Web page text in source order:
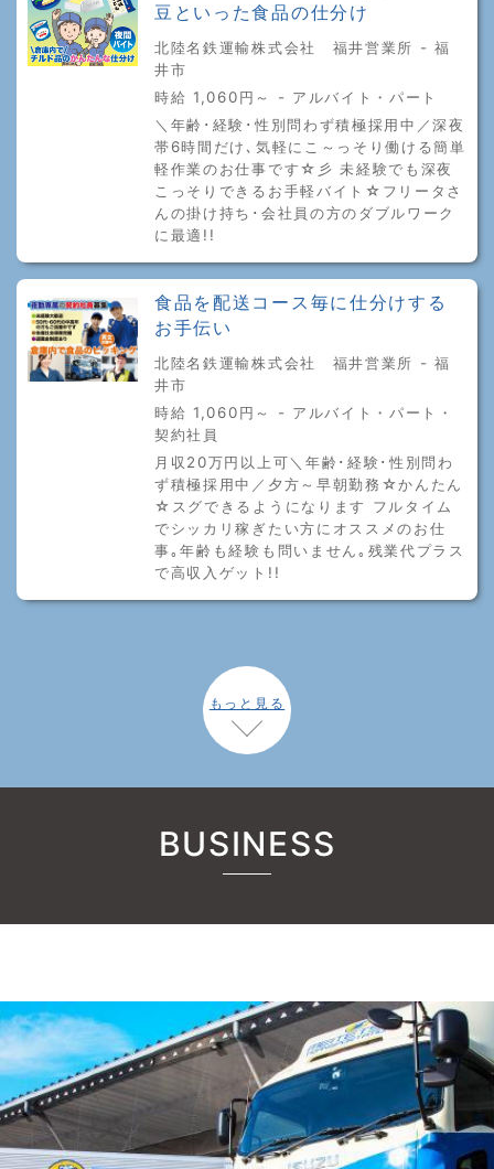
豆といった食品の仕分け
北陸名鉄運輸株式会社 福井営業所 - 福
井市
時給 1,060円～ - アルバイト・パート
＼年齢･経験･性別問わず積極採用中／深夜
帯6時間だけ､気軽にこ～っそり働ける簡単
軽作業のお仕事です☆彡 未経験でも深夜
こっそりできるお手軽バイト☆フリータさ
んの掛け持ち･会社員の方のダブルワーク
に最適!!
食品を配送コース毎に仕分けする
お手伝い
北陸名鉄運輸株式会社 福井営業所 - 福
井市
時給 1,060円～ - アルバイト・パート・
契約社員
月収20万円以上可＼年齢･経験･性別問わ
ず積極採用中／夕方～早朝勤務☆かんたん
☆スグできるようになります フルタイム
でシッカリ稼ぎたい方にオススメのお仕
事｡年齢も経験も問いません｡残業代プラス
で高収入ゲット!!
もっと見る
BUSINESS